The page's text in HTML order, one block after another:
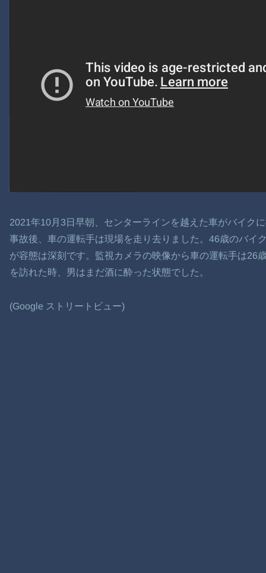
2021年10月3日早朝、センターラインを越えた車がバイク
事故後、車の運転手は現場を走り去りました。46歳のバイ
が容態は深刻です。監視カメラの映像から車の運転手は26
を訪れた時、男はまだ酒に酔った状態でした。
(Google ストリートビュー)